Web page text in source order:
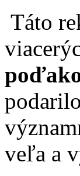
Táto
veľa a